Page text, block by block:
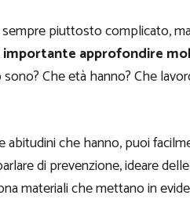
piuttosto complicato,
importante approfondire
Che età hanno? Che
che hanno, puoi
di prevenzione, ideare
materiali che mettano in